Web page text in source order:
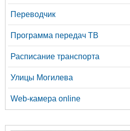
Переводчик
Программа передач ТВ
Расписание транспорта
Улицы Могилева
Web-камера online